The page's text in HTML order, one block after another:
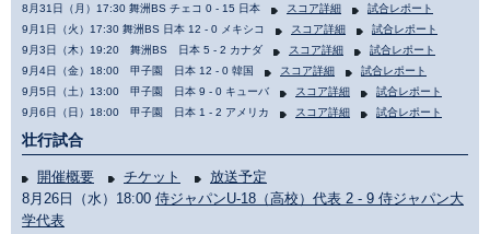
8月31日（月）17:30 舞洲BS チェコ 0 - 15 日本
スコア詳細
試合レポート
9月1日（火）17:30 舞洲BS 日本 12 - 0 メキシコ
スコア詳細
試合レポート
9月3日（木）19:20 舞洲BS 日本 5 - 2 カナダ
スコア詳細
試合レポート
9月4日（金）18:00 甲子園 日本 12 - 0 韓国
スコア詳細
試合レポート
9月5日（土）13:00 甲子園 日本 9 - 0 キューバ
スコア詳細
試合レポート
9月6日（日）18:00 甲子園 日本 1 - 2 アメリカ
スコア詳細 試合レポート
壮行試合
開催概要 チケット
放送予定
8月26日（水）18:00 侍ジャパンU-18（高校）代表 2 - 9 侍ジャパン大
学代表